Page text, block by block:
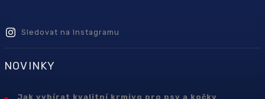
Sledovat na Instagramu
NOVINKY
Jak vybírat kvalitní krmivo pro psy a kočky